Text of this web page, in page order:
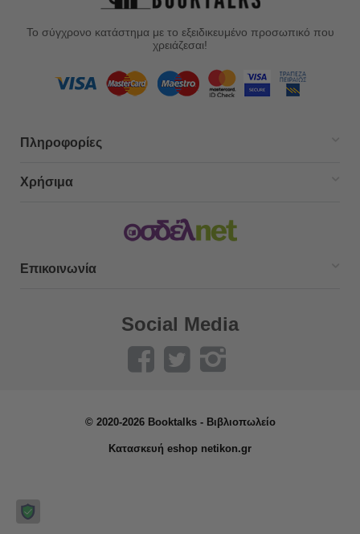
Το σύγχρονο κατάστημα με το εξειδικευμένο προσωπικό που
χρειάζεσαι!
Πληροφορίες
Χρήσιμα
Επικοινωνία
Social Media
© 2020-2026 Booktalks - Βιβλιοπωλείο
Κατασκευή eshop netikon.gr